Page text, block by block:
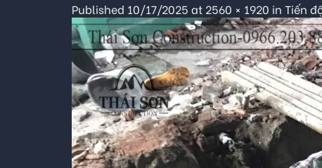
Published 10/17/2025 at 2560 × 1920 in Tiến